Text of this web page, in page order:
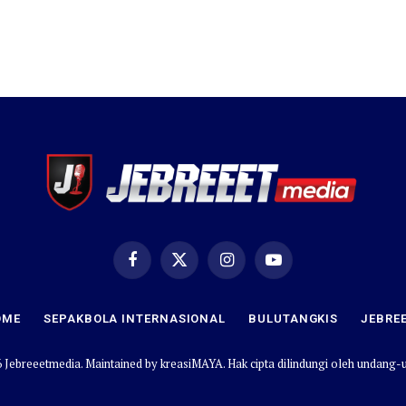
FacebookX
(Twitter)
InstagramYouTube
SEPAKBOLA INTERNASIONAL BULUTANGKIS
Maintained bykreasiMAYA. Hak cipta dilindungi oleh undang-